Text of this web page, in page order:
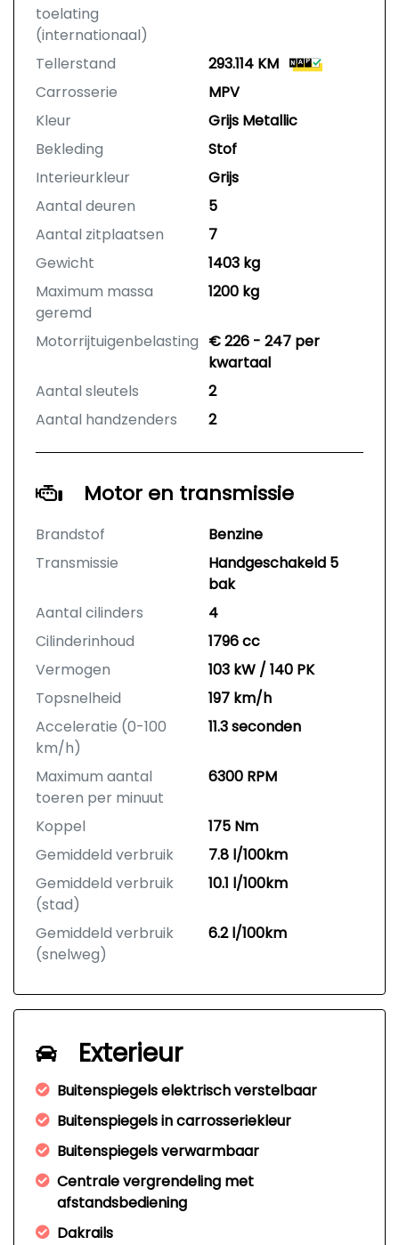
toelating
(internationaal)
Tellerstand
293.114 KM
Carrosserie
MPV
Kleur
Grijs Metallic
Bekleding
Stof
Interieurkleur
Grijs
Aantal deuren
5
Aantal zitplaatsen
7
Gewicht
1403 kg
Maximum massa
geremd
1200 kg
Motorrijtuigenbelasting € 226 - 247 per
kwartaal
Aantal sleutels
2
Aantal handzenders
2
Motor en transmissie
Brandstof
Benzine
Transmissie
Handgeschakeld 5
bak
Aantal cilinders
4
Cilinderinhoud
1796 cc
Vermogen
103 kW / 140 PK
Topsnelheid
197 km/h
Acceleratie (0-100
km/h)
11.3 seconden
Maximum aantal
toeren per minuut
6300 RPM
Koppel
175 Nm
Gemiddeld verbruik
7.8 l/100km
Gemiddeld verbruik
(stad)
10.1 l/100km
Gemiddeld verbruik
(snelweg)
6.2 l/100km
Exterieur
Buitenspiegels elektrisch verstelbaar
Buitenspiegels in carrosseriekleur
Buitenspiegels verwarmbaar
Centrale vergrendeling met
afstandsbediening
Dakrails